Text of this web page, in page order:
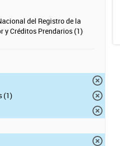
del Registro de la
y Créditos Prendarios (1)
(1)